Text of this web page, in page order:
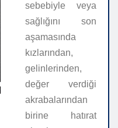
sebebiyle veya
sağlığını son
aşamasında
kızlarından,
gelinlerinden,
değer verdiği
akrabalarından
birine hatırat